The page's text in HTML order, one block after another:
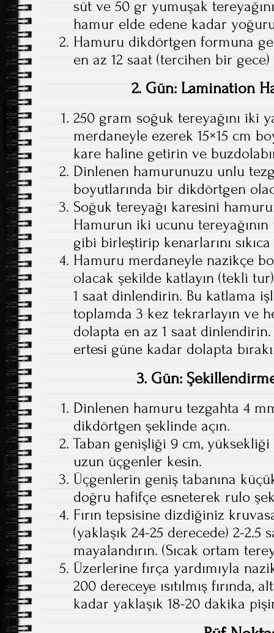
süt ve 50 gr yumuşak
hamur elde edene kadar
Hamuru dikdörtgen formuna
en az 12 saat (tercihen bir
2. Gün: Lamination
250 gram soğuk tereyağını iki
merdaneyle ezerek 15×15 cm
kare haline getirin ve
Dinlenen hamurunuzu unlu
boyutlarında bir dikdörtgen
Soğuk tereyağı karesini
Hamurun iki ucunu
gibi birleştirip kenarlarını sıkıca
Hamuru merdaneyle nazikçe
olacak şekilde katlayın (tekli
1 saat dinlendirin. Bu katlama
toplamda 3 kez tekrarlayın ve
dolapta en az 1 saat
ertesi güne kadar dolapta
3. Gün:
Dinlenen hamuru tezgahta 4
dikdörtgen şeklinde açın.
Taban genişliği 9 cm,
uzun üçgenler kesin.
Üçgenlerin geniş tabanına
doğru hafifçe esneterek rulo
Fırın tepsisine dizdiğiniz
(yaklaşık 24-25 derecede) 2-2.5
mayalandırın. (Sıcak ortam
Üzerlerine fırça yardımıyla
200 dereceye ısıtılmış fırında,
kadar yaklaşık 18-20 dakika